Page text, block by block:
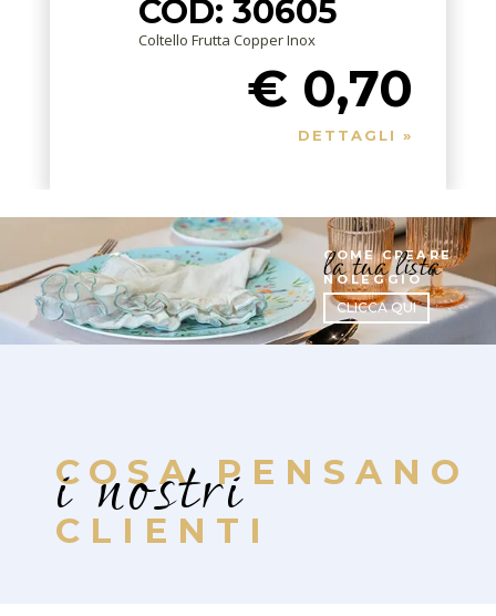
COD: 30605
Coltello Frutta Copper Inox
€ 0,70
DETTAGLI »
COME CREARE
la tua lista
NOLEGGIO
CLICCA QUI
COSA PENSANO
i nostri
CLIENTI